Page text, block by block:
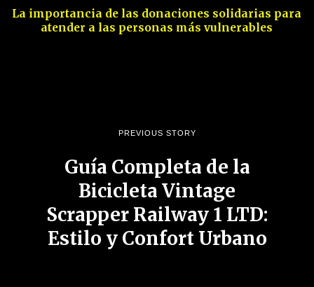
La importancia de las donaciones solidarias para
atender a las personas más vulnerables
PREVIOUS STORY
Guía Completa de la
Bicicleta Vintage
Scrapper Railway 1 LTD:
Estilo y Confort Urbano